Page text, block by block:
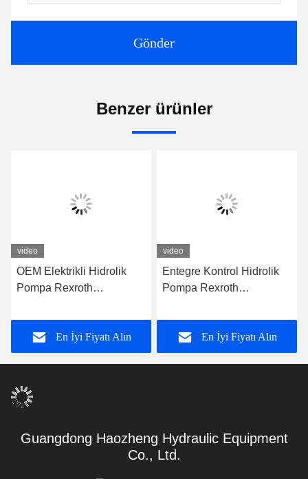
Gönder
Benzer ürünler
video
OEM Elektrikli Hidrolik
Pompa Rexroth
PPA12G30
En İyi Fiyatı Alın
video
Entegre Kontrol Hidrolik
Pompa Rexroth
Yağ Pompası
En İyi Fiyatı Alın
Guangdong Haozheng Hydraulic Equipment
Co., Ltd.